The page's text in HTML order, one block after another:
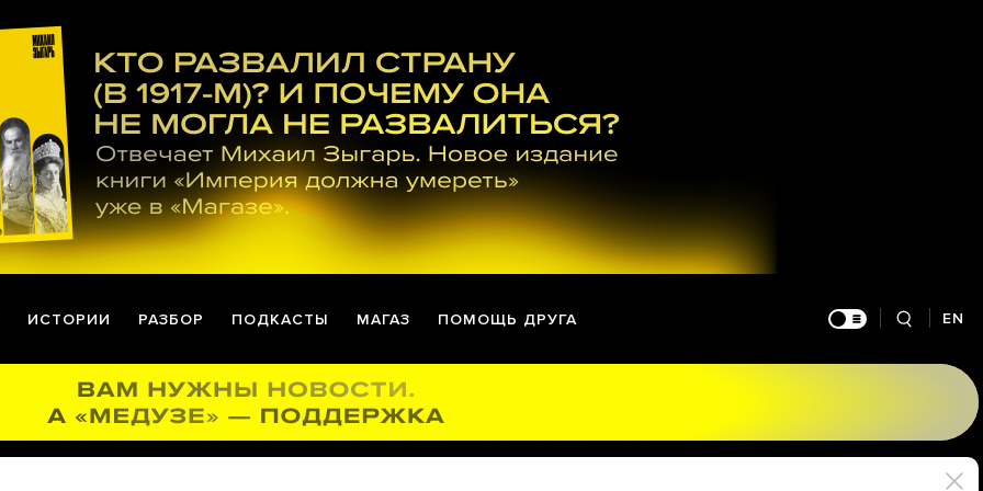
ИСТОРИИ РАЗБОР ПОДКАСТЫ МАГАЗ ПОМОЩЬ ДРУГА EN